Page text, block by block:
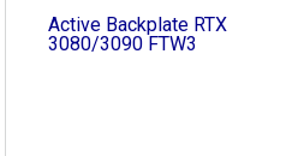
Active Backplate RTX
3080/3090 FTW3